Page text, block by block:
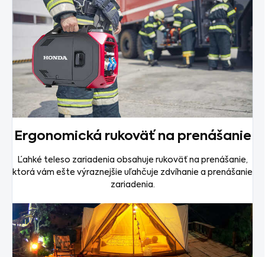
Ergonomická rukoväť na prenášanie
Ľahké teleso zariadenia obsahuje rukoväť na prenášanie,
ktorá vám ešte výraznejšie uľahčuje zdvíhanie a prenášanie
zariadenia.